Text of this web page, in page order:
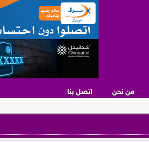
من نحن اتصل بنا